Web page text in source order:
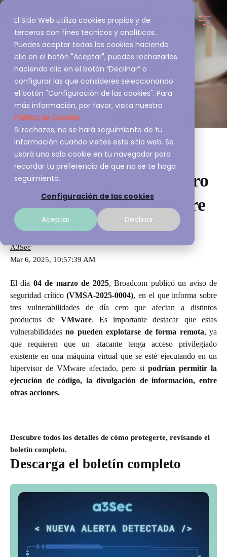
El Sitio Web utiliza cookies propias y de
terceros con fines técnicos y analíticos.
Puedes aceptar todas las cookies haciendo
clic en el botón "Aceptar", puedes rechazarlas
haciendo clic en el botón “Declinar” o
configurar las que consideres seleccionando
el botón "Configuración de las cookies". Para
más información, por favor, visita nuestra
Política de Cookies
Si rechazas, no se hará seguimiento de tu
información cuando visites este sitio web. Se
usará una sola cookie en tu navegador para
recordar tu preferencia de que no se te haga
seguimiento.
Configuración de las cookies
Aceptar Declinar
Vulnerabilidades día cero
en productos de VMware
explotadas activamente
A3Sec
Mar 6, 2025, 10:57:39 AM
El día 04 de marzo de 2025, Broadcom publicó un aviso de
seguridad crítico(VMSA-2025-0004), en el que informa sobre
tres vulnerabilidades de día cero que afectan a distintos
productos de VMware. Es importante destacar que estas
vulnerabilidadesno pueden explotarse de forma remota, ya
que requieren que un atacante tenga acceso privilegiado
existente en una máquina virtual que se esté ejecutando en un
hipervisor de VMware afectado, pero si podrían permitir la
ejecución de código, la divulgación de información, entre
otras acciones.
Descubre todos los detalles de cómo protegerte, revisando el
boletín completo.
Descarga el boletín completo